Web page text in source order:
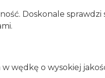
Doskonale
wędkę o wysokiej